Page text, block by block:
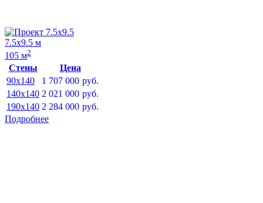
7.5х9.5 м
105 м2
Стены
Цена
90x140
1 707 000 руб.
140x140 2 021 000 руб.
190x140 2 284 000 руб.
Подробнее